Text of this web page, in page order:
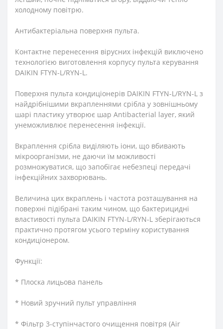
холодному повітрю.
Антибактеріальна поверхня пульта.
Контактне перенесення вірусних інфекцій виключено
технологією виготовлення корпусу пульта керування
DAIKIN FTYN-L/RYN-L.
Поверхня пульта кондиціонерів DAIKIN FTYN-L/RYN-L з
найдрібнішими вкрапленнями срібла у зовнішньому
шарі пластику утворює шар Antibacterial layer, який
унеможливлює перенесення інфекції.
Вкраплення срібла виділяють іони, що вбивають
мікроорганізми, не даючи їм можливості
розмножуватися, що запобігає небезпеці передачі
інфекційних захворювань.
Величина цих вкраплень і частота розташування на
поверхні підібрані таким чином, що бактерицидні
властивості пульта DAIKIN FTYN-L/RYN-L зберігаються
практично протягом усього терміну користування
кондиціонером.
Функції:
* Плоска лицьова панель
* Новий зручний пульт управління
* Фільтр 3-ступінчастого очищення повітря (Air